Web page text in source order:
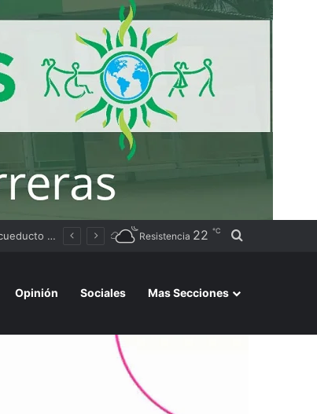
Resistencia 22 ℃ Buscar por
Opinión Sociales Mas Secciones